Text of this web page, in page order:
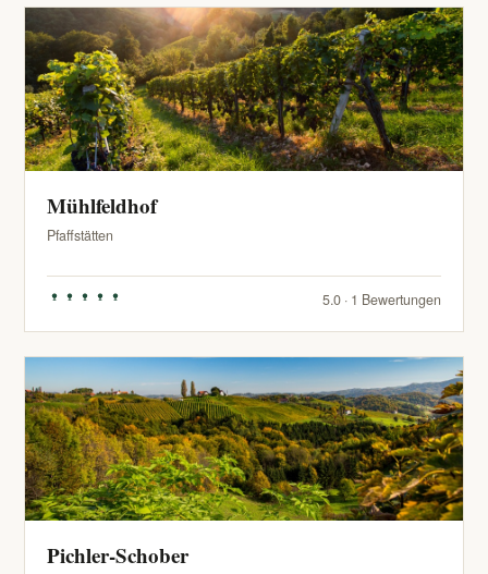
Mühlfeldhof
Pfaffstätten
5.0 · 1 Bewertungen
Pichler-Schober